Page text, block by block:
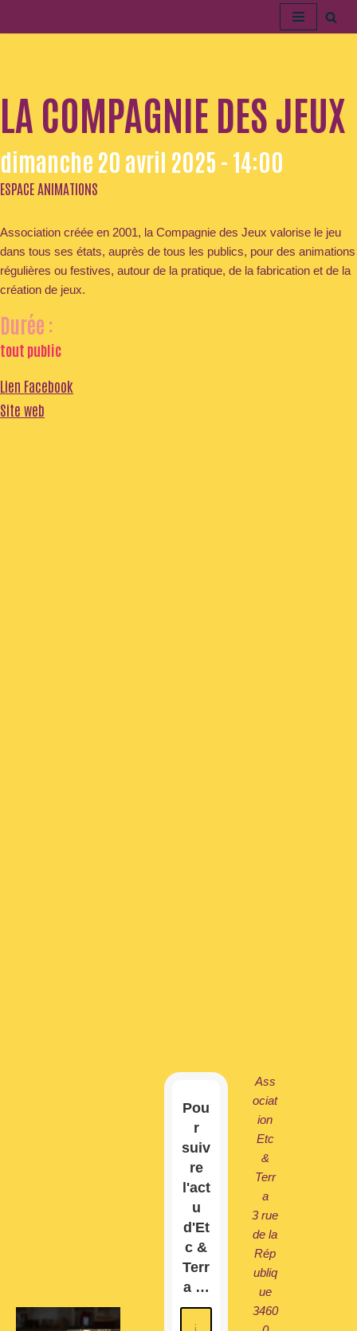
LA COMPAGNIE DES JEUX
dimanche 20 avril 2025 - 14:00
ESPACE ANIMATIONS
Association créée en 2001, la Compagnie des Jeux valorise le jeu
dans tous ses états, auprès de tous les publics, pour des animations
régulières ou festives, autour de la pratique, de la fabrication et de la
création de jeux.
Durée :
tout public
Lien Facebook
Site web
Pou
r
suiv
re
l'act
u
d'Et
c &
Terr
a …
Ass
ociat
ion
Etc
&
Terr
a
3 rue
de la
Rép
ubliq
ue
3460